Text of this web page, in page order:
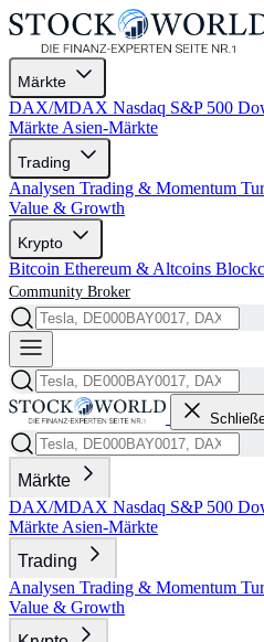
Märkte
DAX/MDAX Nasdaq S&P 500
Märkte Asien-Märkte
Trading
Analysen Trading & Momentum
Value & Growth
Krypto
Bitcoin Ethereum & Altcoins
Community Broker
Märkte
DAX/MDAX Nasdaq S&P 500
Märkte Asien-Märkte
Trading
Analysen Trading & Momentum
Value & Growth